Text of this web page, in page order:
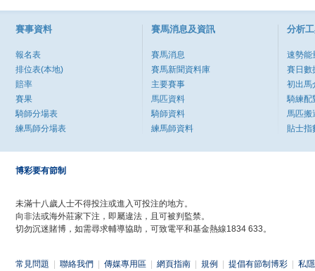
賽事資料
報名表
排位表(本地)
賠率
賽果
騎師分場表
練馬師分場表
賽馬消息及資訊
賽馬消息
賽馬新聞資料庫
主要賽事
馬匹資料
騎師資料
練馬師資料
分析
速勢能
賽日數
初出馬
騎練配
馬匹搬
貼士指
博彩要有節制
未滿十八歲人士不得投注或進入可投注的地方。
向非法或海外莊家下注，即屬違法，且可被判監禁。
切勿沉迷賭博，如需尋求輔導協助，可致電平和基金熱線1834 633。
常見問題 聯絡我們 傳媒專用區 網頁指南 規例 提倡有節制博彩 私